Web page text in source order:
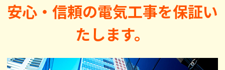
安心・信頼の電気工事を保証い
たします。